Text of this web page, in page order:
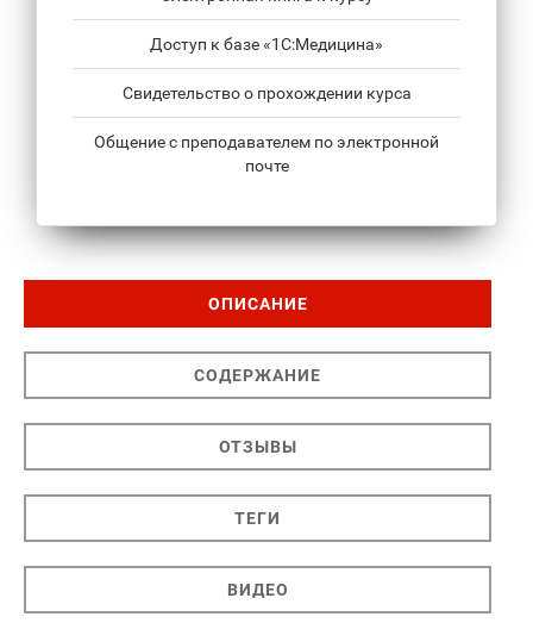
Доступ к базе «1С:Медицина»
Свидетельство о прохождении курса
Общение с преподавателем по электронной
почте
ОПИСАНИЕ
СОДЕРЖАНИЕ
ОТЗЫВЫ
ТЕГИ
ВИДЕО